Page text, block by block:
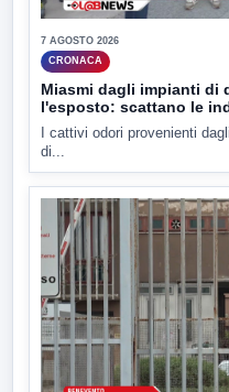
7 AGOSTO 2026
CRONACA
Miasmi dagli impianti di
l'esposto: scattano le
I cattivi odori provenienti
di...